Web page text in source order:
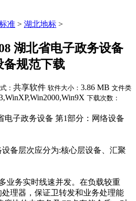
准 > 湖北地标 >
湖北省电子政务设备
备规范下载
： 共享软件 软件大小： 3.86 MB 文件类
下载次数：
电子政务设备 第1部分：网络设备
备层次应分为:核心层设备、汇聚
业务实时线速并发。在负载较重
理器，保证卫转发和业务处理能